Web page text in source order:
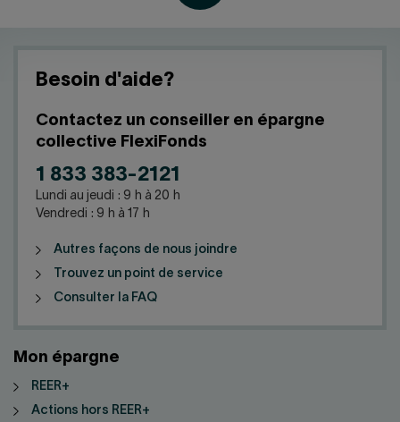
Besoin d'aide?
Contactez un conseiller en épargne
collective FlexiFonds
1 833 383-2121
Lundi au jeudi : 9 h à 20 h
Vendredi : 9 h à 17 h
Autres façons de nous joindre
Trouvez un point de service
Consulter la FAQ
Mon épargne
REER+
Actions hors REER+